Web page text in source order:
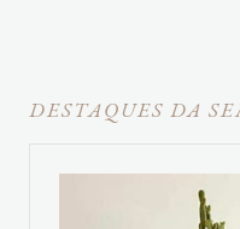
DESTAQUES DA